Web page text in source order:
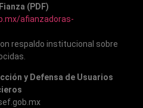
(PDF)
afianzadoras-
respaldo institucional sobre
y Defensa de Usuarios